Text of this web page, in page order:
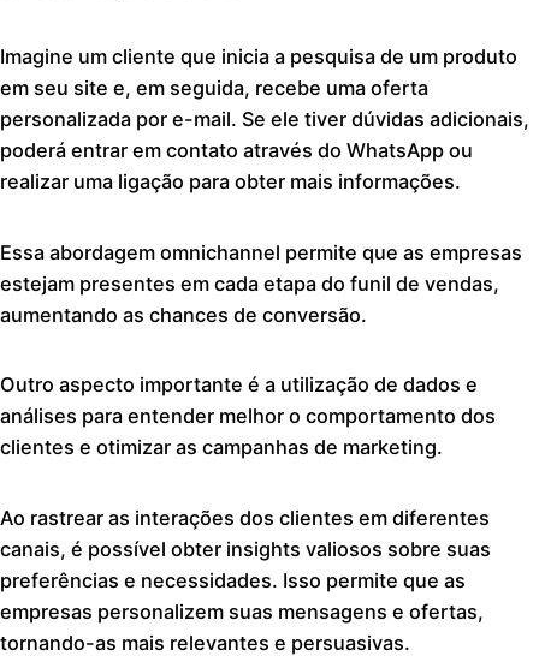
Imagine um cliente que inicia a pesquisa de um produto
em seu site e, em seguida, recebe uma oferta
personalizada por e-mail. Se ele tiver dúvidas adicionais,
poderá entrar em contato através do WhatsApp ou
realizar uma ligação para obter mais informações.
Essa abordagem omnichannel permite que as empresas
estejam presentes em cada etapa do funil de vendas,
aumentando as chances de conversão.
Outro aspecto importante é a utilização de dados e
análises para entender melhor o comportamento dos
clientes e otimizar as campanhas de marketing.
Ao rastrear as interações dos clientes em diferentes
canais, é possível obter insights valiosos sobre suas
preferências e necessidades. Isso permite que as
empresas personalizem suas mensagens e ofertas,
tornando-as mais relevantes e persuasivas.